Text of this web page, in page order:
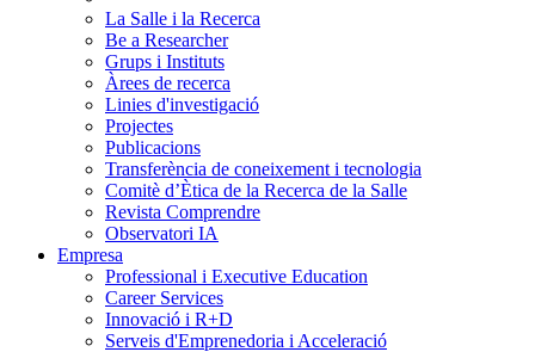
La Salle i la Recerca
Be a Researcher
Grups i Instituts
Àrees de recerca
Linies d'investigació
Projectes
Publicacions
Transferència de coneixement i tecnologia
Comitè d’Ètica de la Recerca de la Salle
Revista Comprendre
Observatori IA
Empresa
Professional i Executive Education
Career Services
Innovació i R+D
Serveis d'Emprenedoria i Acceleració